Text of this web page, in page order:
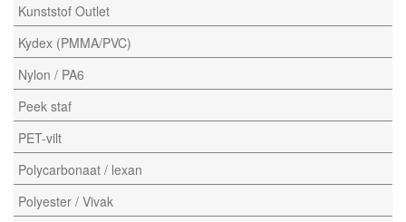
Kunststof Outlet
Kydex (PMMA/PVC)
Nylon / PA6
Peek staf
PET-vilt
Polycarbonaat / lexan
Polyester / Vivak